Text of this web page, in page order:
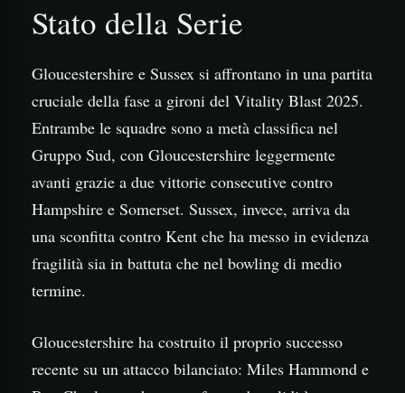
Stato della Serie
Gloucestershire e Sussex si affrontano in una partita
cruciale della fase a gironi del Vitality Blast 2025.
Entrambe le squadre sono a metà classifica nel
Gruppo Sud, con Gloucestershire leggermente
avanti grazie a due vittorie consecutive contro
Hampshire e Somerset. Sussex, invece, arriva da
una sconfitta contro Kent che ha messo in evidenza
fragilità sia in battuta che nel bowling di medio
termine.
Gloucestershire ha costruito il proprio successo
recente su un attacco bilanciato: Miles Hammond e